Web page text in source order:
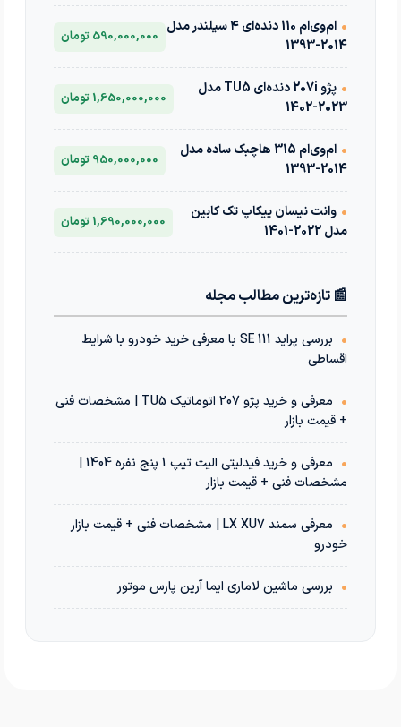
•
ام‌وی‌ام 110 دنده‌ای ۴ سیلندر مدل
2014-1393
590,000,000 تومان
•
پژو 207i دنده‌ای TU5 مدل
2023-1402
1,650,000,000 تومان
•
ام‌وی‌ام 315 هاچبک ساده مدل
2014-1393
950,000,000 تومان
• وانت نیسان پیکاپ تک کابین
مدل 2022-1401
1,690,000,000 تومان
📰 تازه‌ترین مطالب مجله
•
بررسی پراید 111 SE با معرفی خرید خودرو با شرایط
اقساطی
•
معرفی و خرید پژو 207 اتوماتیک TU5 | مشخصات فنی
+ قیمت بازار
•
معرفی و خرید فیدلیتی الیت تیپ 1 پنج نفره 1404 |
مشخصات فنی + قیمت بازار
•
معرفی سمند LX XU7 | مشخصات فنی + قیمت بازار
خودرو
• بررسی ماشین لاماری ایما آرین پارس موتور